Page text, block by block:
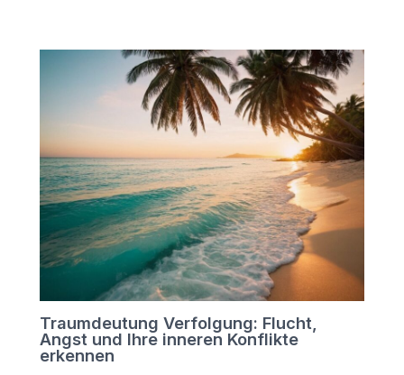
Traumdeutung Verfolgung: Flucht,
Angst und Ihre inneren Konflikte
erkennen